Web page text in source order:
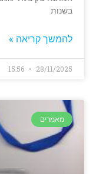
בשנות
להמשך קריאה »
28/11/2025
מאמרים